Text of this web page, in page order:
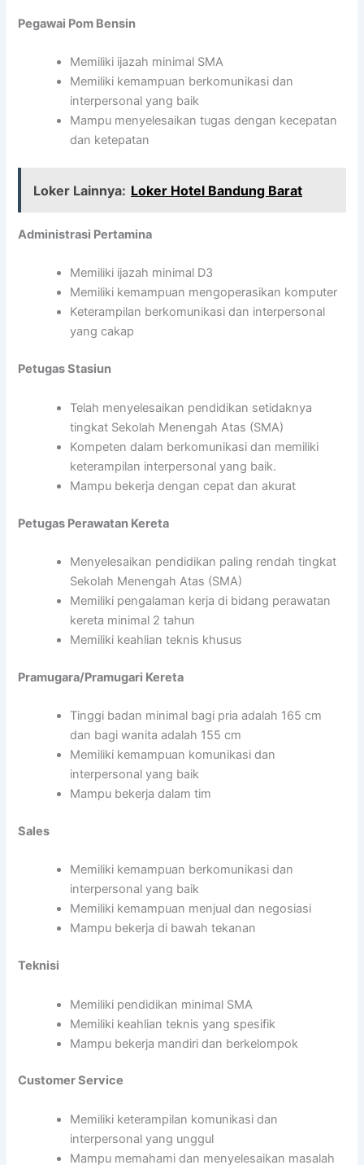
Pegawai Pom Bensin
Memiliki ijazah minimal SMA
Memiliki kemampuan berkomunikasi dan
interpersonal yang baik
Mampu menyelesaikan tugas dengan kecepatan
dan ketepatan
Loker Lainnya: Loker Hotel Bandung Barat
Administrasi Pertamina
Memiliki ijazah minimal D3
Memiliki kemampuan mengoperasikan komputer
Keterampilan berkomunikasi dan interpersonal
yang cakap
Petugas Stasiun
Telah menyelesaikan pendidikan setidaknya
tingkat Sekolah Menengah Atas (SMA)
Kompeten dalam berkomunikasi dan memiliki
keterampilan interpersonal yang baik.
Mampu bekerja dengan cepat dan akurat
Petugas Perawatan Kereta
Menyelesaikan pendidikan paling rendah tingkat
Sekolah Menengah Atas (SMA)
Memiliki pengalaman kerja di bidang perawatan
kereta minimal 2 tahun
Memiliki keahlian teknis khusus
Pramugara/Pramugari Kereta
Tinggi badan minimal bagi pria adalah 165 cm
dan bagi wanita adalah 155 cm
Memiliki kemampuan komunikasi dan
interpersonal yang baik
Mampu bekerja dalam tim
Sales
Memiliki kemampuan berkomunikasi dan
interpersonal yang baik
Memiliki kemampuan menjual dan negosiasi
Mampu bekerja di bawah tekanan
Teknisi
Memiliki pendidikan minimal SMA
Memiliki keahlian teknis yang spesifik
Mampu bekerja mandiri dan berkelompok
Customer Service
Memiliki keterampilan komunikasi dan
interpersonal yang unggul
Mampu memahami dan menyelesaikan masalah